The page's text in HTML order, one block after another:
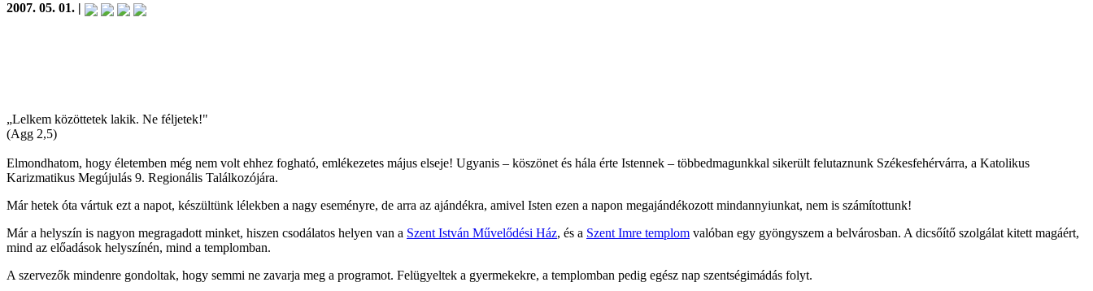
2007. 05. 01. |
„Lelkem közöttetek lakik. Ne féljetek!"
(Agg 2,5)
Elmondhatom, hogy életemben még nem volt ehhez fogható, emlékezetes május elseje! Ugyanis – köszönet és hála érte Istennek – többedmagunkkal sikerült felutaznunk Székesfehérvárra, a Katolikus
Karizmatikus Megújulás 9. Regionális Találkozójára.
Már hetek óta vártuk ezt a napot, készültünk lélekben a nagy eseményre, de arra az ajándékra, amivel Isten ezen a napon megajándékozott mindannyiunkat, nem is számítottunk!
Már a helyszín is nagyon megragadott minket, hiszen csodálatos helyen van a Szent István Művelődési Ház, és a Szent Imre templom valóban egy gyöngyszem a belvárosban. A dicsőítő szolgálat kitett magáért,
mind az előadások helyszínén, mind a templomban.
A szervezők mindenre gondoltak, hogy semmi ne zavarja meg a programot. Felügyeltek a gyermekekre, a templomban pedig egész nap szentségimádás folyt.